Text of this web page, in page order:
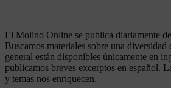
El Molino Online se publica diariamente
Buscamos materiales sobre una diversidad
general están disponibles únicamente en
publicamos breves excerptos en español.
y temas nos enriquecen.